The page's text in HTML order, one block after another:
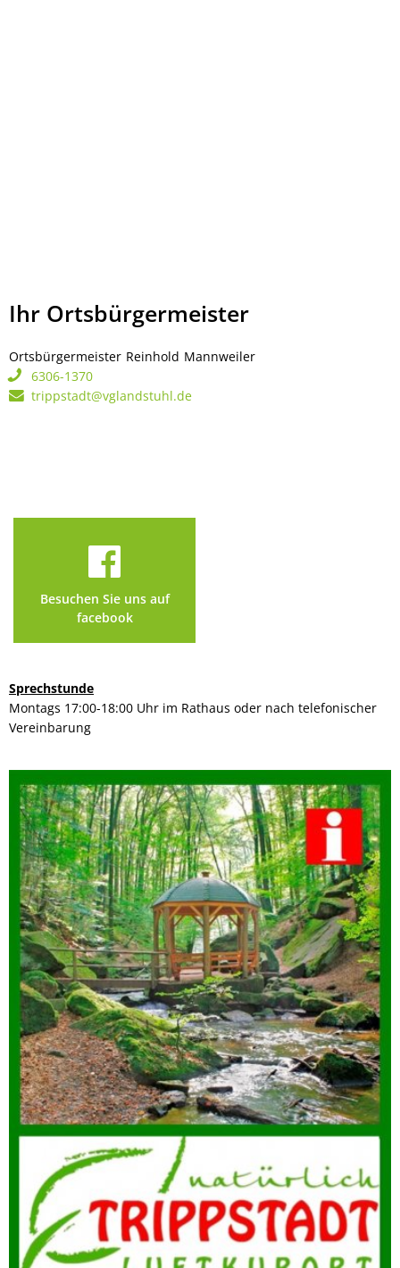
Ihr Ortsbürgermeister
Ortsbürgermeister Reinhold Mannweiler
6306-1370
trippstadt@vglandstuhl.de
Besuchen Sie uns auf
facebook
Sprechstunde
Montags 17:00-18:00 Uhr im Rathaus oder nach telefonischer
Vereinbarung